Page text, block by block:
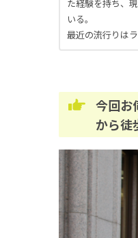
た経験を持ち、
いる。
最近の流行りは
今回お
から徒